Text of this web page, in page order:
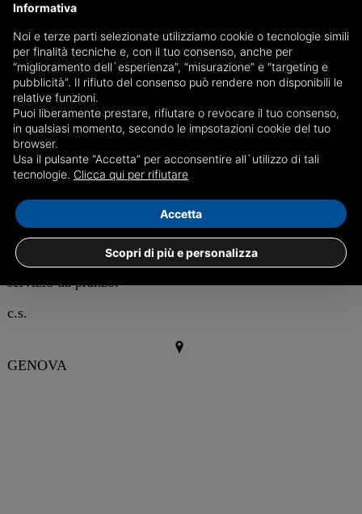
ed era riuscita anche già a far fondere tutto l’oro.
A quel punto gli agenti si sono nascosti vicino alla casa e
quando la donna, finito il turno di lavoro, è uscita l’hanno
seguita fino al Compra Oro dove la ladra ha cercato di
vendere l’ennesimo oggetto di valore poco prima rubato.
La 47enne, con precedenti di Polizia, sarà processata per
I polizotti di Cornigliano hanno immediatamente
riconsegnato alla povera vittima il suo tanto amato
servizio da pranzo.
c.s.
GENOVA
Informativa
Noi e terze parti selezionate utilizziamo cookie o tecnologie simili
per finalità tecniche e, con il tuo consenso, anche per
“miglioramento dell`esperienza”, “misurazione” e “targeting e
pubblicità”. Il rifiuto del consenso può rendere non disponibili le
relative funzioni.
Puoi liberamente prestare, rifiutare o revocare il tuo consenso,
in qualsiasi momento, secondo le impsotazioni cookie del tuo
browser.
Usa il pulsante “Accetta” per acconsentire all`utilizzo di tali
tecnologie. Clicca qui per rifiutare
Scopri di più e personalizza
Accetta